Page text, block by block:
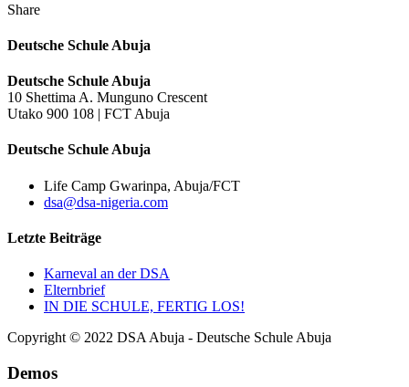
Share
Deutsche Schule Abuja
Deutsche Schule Abuja
10 Shettima A. Munguno Crescent
Utako 900 108 | FCT Abuja
Deutsche Schule Abuja
Life Camp Gwarinpa, Abuja/FCT
dsa@dsa-nigeria.com
Letzte Beiträge
Karneval an der DSA
Elternbrief
IN DIE SCHULE, FERTIG LOS!
Copyright © 2022 DSA Abuja - Deutsche Schule Abuja
Demos